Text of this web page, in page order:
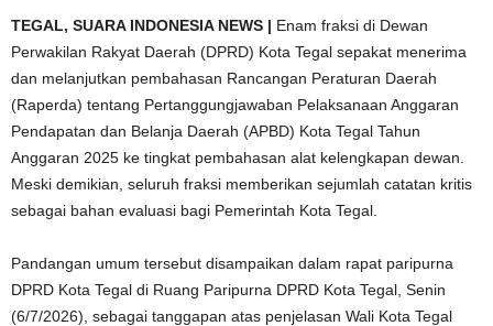
TEGAL, SUARA INDONESIA NEWS | Enam fraksi di Dewan
Perwakilan Rakyat Daerah (DPRD) Kota Tegal sepakat menerima
dan melanjutkan pembahasan Rancangan Peraturan Daerah
(Raperda) tentang Pertanggungjawaban Pelaksanaan Anggaran
Pendapatan dan Belanja Daerah (APBD) Kota Tegal Tahun
Anggaran 2025 ke tingkat pembahasan alat kelengkapan dewan.
Meski demikian, seluruh fraksi memberikan sejumlah catatan kritis
sebagai bahan evaluasi bagi Pemerintah Kota Tegal.
Pandangan umum tersebut disampaikan dalam rapat paripurna
DPRD Kota Tegal di Ruang Paripurna DPRD Kota Tegal, Senin
(6/7/2026), sebagai tanggapan atas penjelasan Wali Kota Tegal